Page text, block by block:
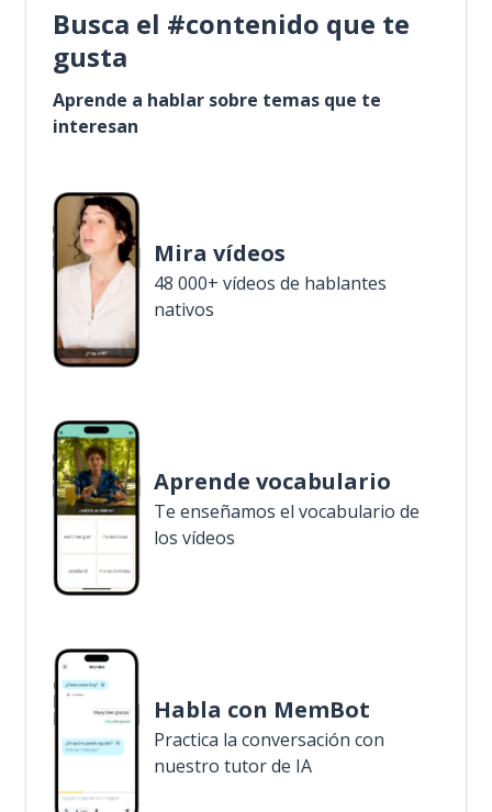
Busca el #contenido que te
gusta
Aprende a hablar sobre temas que te
interesan
Mira vídeos
48 000+ vídeos de hablantes
nativos
Aprende vocabulario
Te enseñamos el vocabulario de
los vídeos
Habla con MemBot
Practica la conversación con
nuestro tutor de IA